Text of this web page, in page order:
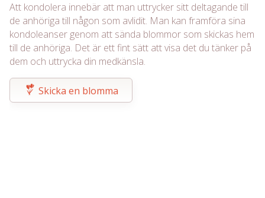
Att kondolera innebär att man uttrycker sitt deltagande till
de anhöriga till någon som avlidit. Man kan framföra sina
kondoleanser genom att sända blommor som skickas hem
till de anhöriga. Det är ett fint sätt att visa det du tänker på
dem och uttrycka din medkänsla.
Skicka en blomma